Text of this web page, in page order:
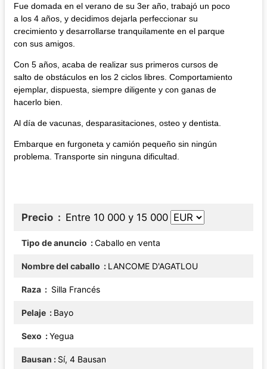
Fue domada en el verano de su 3er año, trabajó un poco
a los 4 años, y decidimos dejarla perfeccionar su
crecimiento y desarrollarse tranquilamente en el parque
con sus amigos.
Con 5 años, acaba de realizar sus primeros cursos de
salto de obstáculos en los 2 ciclos libres. Comportamiento
ejemplar, dispuesta, siempre diligente y con ganas de
hacerlo bien.
Al día de vacunas, desparasitaciones, osteo y dentista.
Embarque en furgoneta y camión pequeño sin ningún
problema. Transporte sin ninguna dificultad.
Precio Entre 10 000 y 15 000
Tipo de anuncio Caballo en venta
Nombre del caballo LANCOME D'AGATLOU
Raza Silla Francés
Pelaje Bayo
Sexo Yegua
Bausan Sí, 4 Bausan